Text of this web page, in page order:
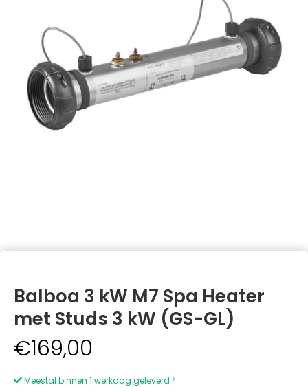
Balboa 3 kW M7 Spa Heater
met Studs 3 kW (GS-GL)
€169,00
Meestal binnen 1 werkdag geleverd *